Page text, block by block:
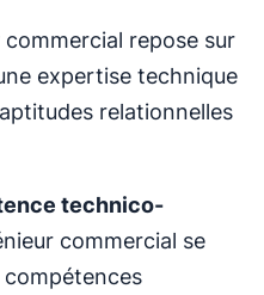
repose sur
expertise technique
relationnelles
technico-
commercial se